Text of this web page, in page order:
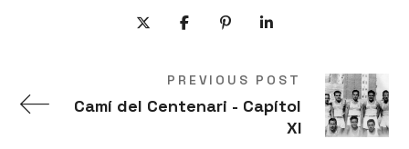
PREVIOUS POST
Camí del Centenari - Capítol
XI